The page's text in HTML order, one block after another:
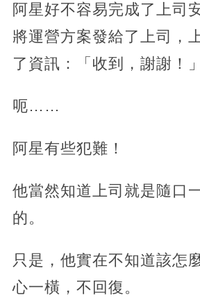
阿星好不容易完成了上司
將運營方案發給了上司，
了資訊：「收到，謝謝！」
呃……
阿星有些犯難！
他當然知道上司就是隨口
的。
只是，他實在不知道該怎
心一橫，不回復。